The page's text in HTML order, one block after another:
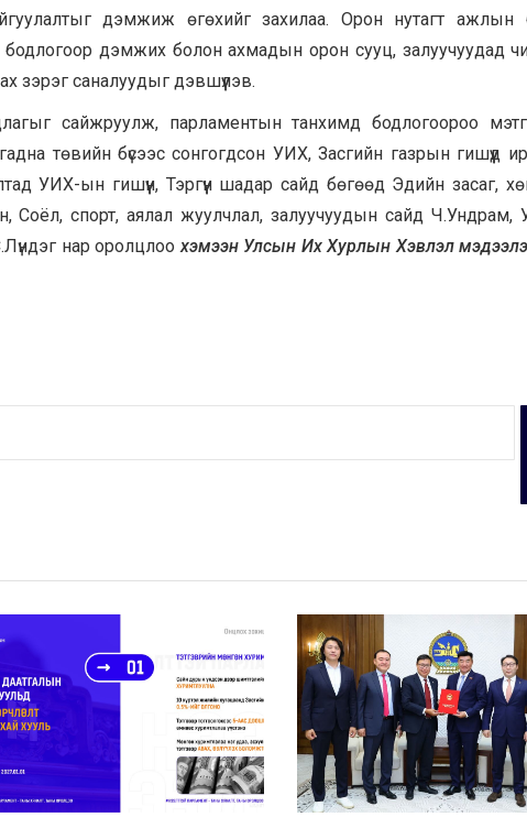
дэмжиж өгөхийг захилаа. Орон нутагт ажлын
бодлогоор дэмжих болон ахмадын орон сууц, залуучуудад
зэрэг саналуудыг дэвшүүлэв.
сайжруулж, парламентын танхимд бодлогоороо
төвийн бүсээс сонгогдсон УИХ, Засгийн газрын гишүүд
УИХ-ын гишүүн, Тэргүүн шадар сайд бөгөөд Эдийн засаг,
Соёл, спорт, аялал жуулчлал, залуучуудын сайд
нар оролцлоо хэмээн Улсын Их Хурлын Хэвлэл